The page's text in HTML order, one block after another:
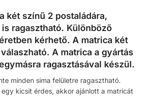
két színű 2 postaládára,
ragasztható. Különböző
kérhető. A matrica két
A matrica a gyártás
ragasztásával készül.
minden sima felületre ragasztható.
kicsit érdes, akkor ajánlott a matricát